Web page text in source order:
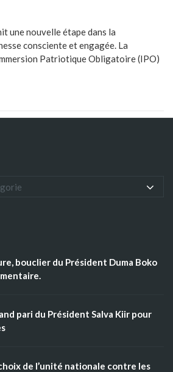
une nouvelle étape dans la
consciente et engagée. La
Patriotique Obligatoire (IPO)
bouclier du Président Duma Boko
pari du Président Salva Kiir pour
de l’unité nationale contre les